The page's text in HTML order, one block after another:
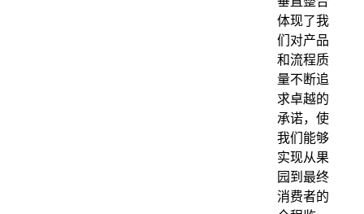
体现了我
们对产品
和流程质
量不断追
求卓越的
承诺，使
我们能够
实现从果
园到最终
消费者的